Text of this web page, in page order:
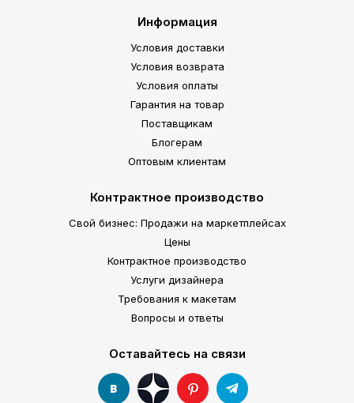
Информация
Условия доставки
Условия возврата
Условия оплаты
Гарантия на товар
Поставщикам
Блогерам
Оптовым клиентам
Контрактное производство
Свой бизнес: Продажи на маркетплейсах
Цены
Контрактное производство
Услуги дизайнера
Требования к макетам
Вопросы и ответы
Оставайтесь на связи